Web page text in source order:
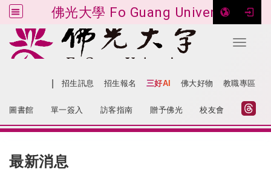
佛光大學 Fo Guang University
Toggle
跳到主要內容
招生訊息 招生報名 三好AI 佛大好物 教職專區
圖書館 單一簽入 訪客指南 贈予佛光 校友會
最新消息